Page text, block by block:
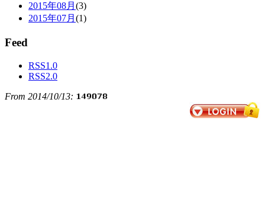
2015年08月 (3)
2015年07月 (1)
Feed
RSS1.0
RSS2.0
From 2014/10/13: